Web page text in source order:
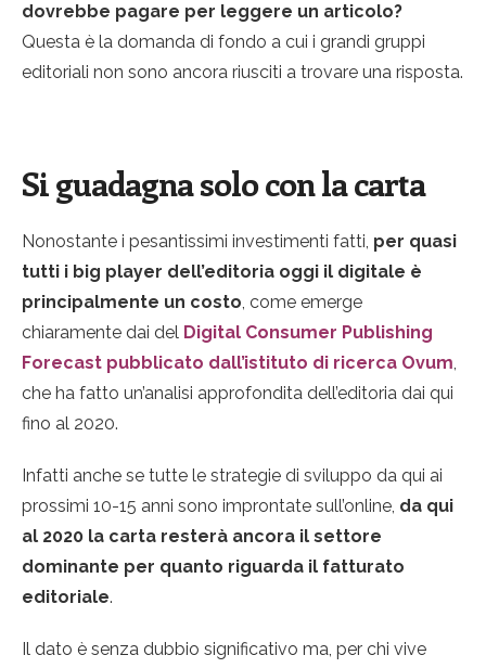
dovrebbe pagare per leggere un articolo?
Questa è la domanda di fondo a cui i grandi gruppi
editoriali non sono ancora riusciti a trovare una risposta.
Si guadagna solo con la carta
Nonostante i pesantissimi investimenti fatti, per quasi
tutti i big player dell’editoria oggi il digitale è
principalmente un costo, come emerge
chiaramente dai del Digital Consumer Publishing
Forecast pubblicato dall’istituto di ricerca Ovum,
che ha fatto un’analisi approfondita dell’editoria dai qui
fino al 2020.
Infatti anche se tutte le strategie di sviluppo da qui ai
prossimi 10-15 anni sono improntate sull’online, da qui
al 2020 la carta resterà ancora il settore
dominante per quanto riguarda il fatturato
editoriale.
Il dato è senza dubbio significativo ma, per chi vive